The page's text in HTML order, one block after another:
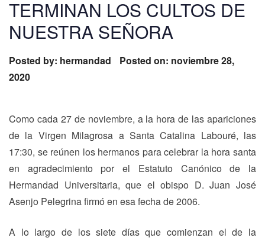
TERMINAN LOS CULTOS DE
NUESTRA SEÑORA
Posted by: hermandad
Posted on: noviembre 28,
2020
Como cada 27 de noviembre, a la hora de las apariciones
de la Virgen Milagrosa a Santa Catalina Labouré, las
17:30, se reúnen los hermanos para celebrar la hora santa
en agradecimiento por el Estatuto Canónico de la
Hermandad Universitaria, que el obispo D. Juan José
Asenjo Pelegrina firmó en esa fecha de 2006.
A lo largo de los siete días que comienzan el de la